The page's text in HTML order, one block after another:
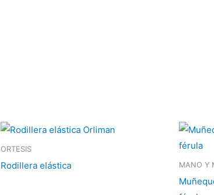
ORTESIS
Rodillera elástica MANO Y